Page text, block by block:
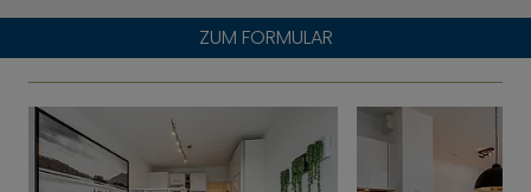
ZUM FORMULAR